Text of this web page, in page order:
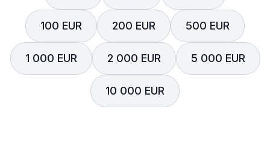
100 EUR 200 EUR 500 EUR
1 000 EUR 2 000 EUR 5 000 EUR
10 000 EUR